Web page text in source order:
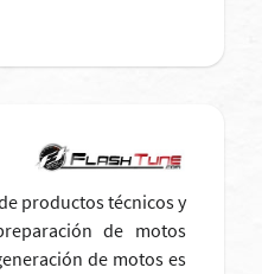
productos técnicos y
de motos
de motos es